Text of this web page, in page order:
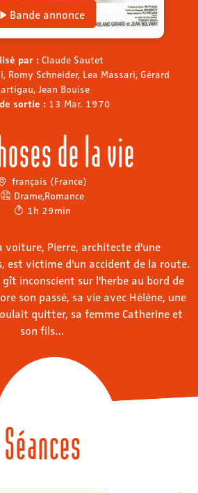
Bande annonce
par : Claude Sautet
Romy Schneider, Lea Massari, Gérard
Jean Bouise
sortie : 13 Mar. 1970
de la vie
français (France)
Drame,Romance
1h 29min
voiture, Pierre, architecte d'une
est victime d'un accident de la route.
inconscient sur l'herbe au bord de
son passé, sa vie avec Hélène, une
quitter, sa femme Catherine et
son fils…
Séances